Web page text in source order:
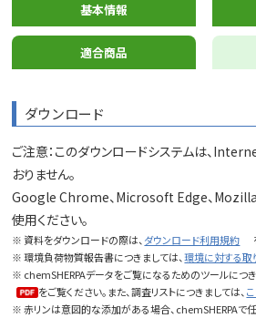
基本情報
適合商品
ダウンロード
ご注意：このダウンロードシステムは、
おりません。
Google Chrome、Microsoft Edge、
使用ください。
※ 資料をダウンロードの際は、 ダウンロード利用規約
※ 環境負荷物質報告書につきましては、環境に対する取
※ chemSHERPAデータをご覧になるためのツールにつき
をご覧ください。また、調査リストにつきましては、
※ 赤リンは意図的な添加がある場合、chemSHERPAで任